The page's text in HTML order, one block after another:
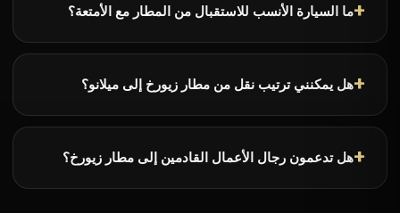
ما السيارة الأنسب للاستقبال من المطار مع الأمتعة؟
هل يمكنني ترتيب نقل من مطار زيورخ إلى ميلانو؟
هل تدعمون رجال الأعمال القادمين إلى مطار زيورخ؟